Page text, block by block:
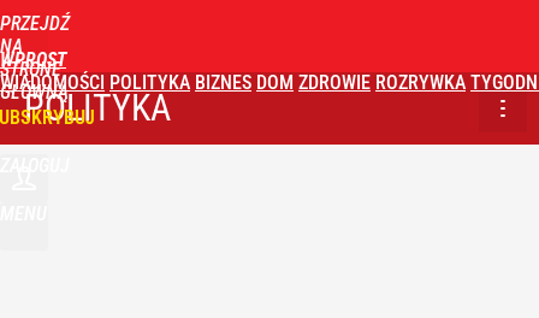
PRZEJDŹ
NA
STRONĘ
GŁÓWNĄ
WPROST
WIADOMOŚCI POLITYKA BIZNES DOM ZDROWIE ROZRYWKA
POLITYKA